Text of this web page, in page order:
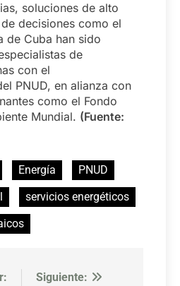
soluciones de alto
decisiones como el
de Cuba han sido
de
con el
PNUD, en alianza con
como el Fondo
Mundial. (Fuente:
Energía
PNUD
servicios energéticos
Siguiente: